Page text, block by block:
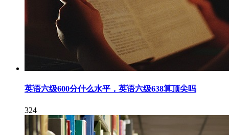
英语六级600分什么水平，英语六级638算顶尖吗
324